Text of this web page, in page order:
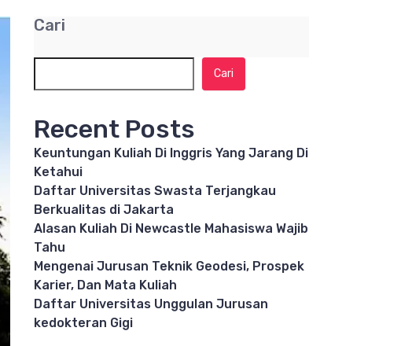
Cari
Cari
Recent Posts
Keuntungan Kuliah Di Inggris Yang Jarang Di
Ketahui
Daftar Universitas Swasta Terjangkau
Berkualitas di Jakarta
Alasan Kuliah Di Newcastle Mahasiswa Wajib
Tahu
Mengenai Jurusan Teknik Geodesi, Prospek
Karier, Dan Mata Kuliah
Daftar Universitas Unggulan Jurusan
kedokteran Gigi